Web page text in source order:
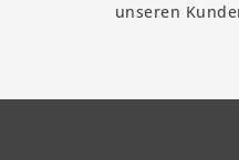
unseren